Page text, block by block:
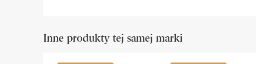
Inne produkty tej samej marki